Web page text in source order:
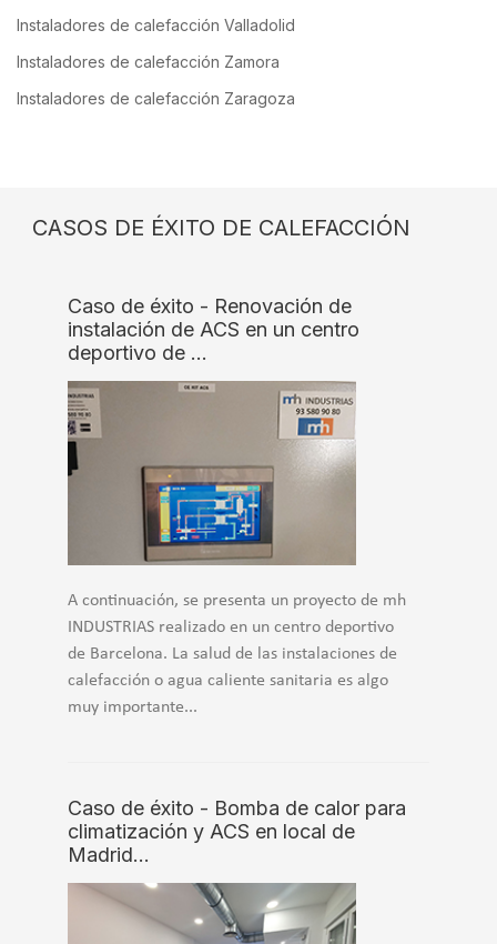
Instaladores de calefacción Valladolid
Instaladores de calefacción Zamora
Instaladores de calefacción Zaragoza
CASOS DE ÉXITO DE CALEFACCIÓN
Caso de éxito - Renovación de
instalación de ACS en un centro
deportivo de …
A continuación, se presenta un proyecto de mh
INDUSTRIAS realizado en un centro deportivo
de Barcelona. La salud de las instalaciones de
calefacción o agua caliente sanitaria es algo
muy importante...
Caso de éxito - Bomba de calor para
climatización y ACS en local de
Madrid…